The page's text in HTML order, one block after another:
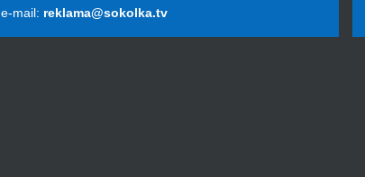
e-mail: reklama@sokolka.tv